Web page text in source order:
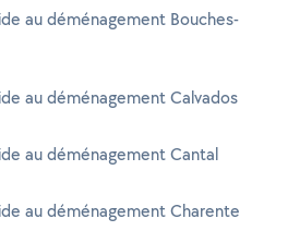
au déménagement Bouches-
au déménagement Calvados
au déménagement Cantal
au déménagement Charente